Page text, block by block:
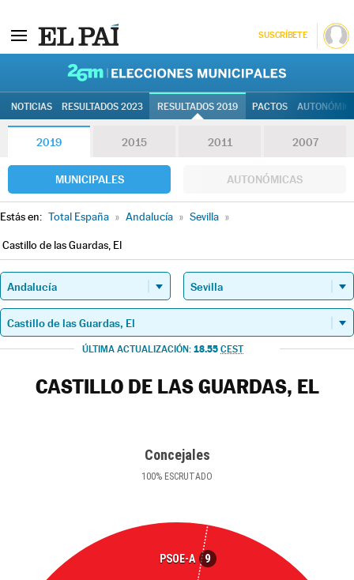
SUSCRÍBETE
NOTICIAS RESULTADOS 2023 RESULTADOS 2019 PACTOS
2019 2015 2011 2007
MUNICIPALES AUTONÓMICAS
Estás en: Total España » Andalucía » Sevilla »
Castillo de las Guardas, El
ÚLTIMA ACTUALIZACIÓN: 18.55 CEST
CASTILLO DE LAS GUARDAS, EL
Concejales
100% ESCRUTADO
PSOE-A 9